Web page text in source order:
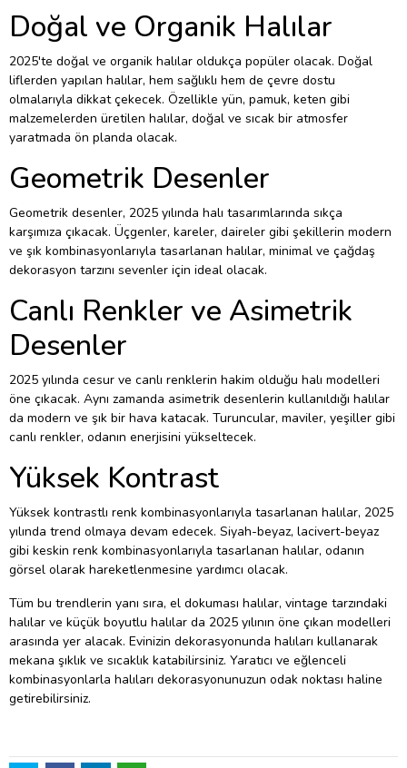
Doğal ve Organik Halılar
2025'te doğal ve organik halılar oldukça popüler olacak. Doğal
liflerden yapılan halılar, hem sağlıklı hem de çevre dostu
olmalarıyla dikkat çekecek. Özellikle yün, pamuk, keten gibi
malzemelerden üretilen halılar, doğal ve sıcak bir atmosfer
yaratmada ön planda olacak.
Geometrik Desenler
Geometrik desenler, 2025 yılında halı tasarımlarında sıkça
karşımıza çıkacak. Üçgenler, kareler, daireler gibi şekillerin modern
ve şık kombinasyonlarıyla tasarlanan halılar, minimal ve çağdaş
dekorasyon tarzını sevenler için ideal olacak.
Canlı Renkler ve Asimetrik
Desenler
2025 yılında cesur ve canlı renklerin hakim olduğu halı modelleri
öne çıkacak. Aynı zamanda asimetrik desenlerin kullanıldığı halılar
da modern ve şık bir hava katacak. Turuncular, maviler, yeşiller gibi
canlı renkler, odanın enerjisini yükseltecek.
Yüksek Kontrast
Yüksek kontrastlı renk kombinasyonlarıyla tasarlanan halılar, 2025
yılında trend olmaya devam edecek. Siyah-beyaz, lacivert-beyaz
gibi keskin renk kombinasyonlarıyla tasarlanan halılar, odanın
görsel olarak hareketlenmesine yardımcı olacak.
Tüm bu trendlerin yanı sıra, el dokuması halılar, vintage tarzındaki
halılar ve küçük boyutlu halılar da 2025 yılının öne çıkan modelleri
arasında yer alacak. Evinizin dekorasyonunda halıları kullanarak
mekana şıklık ve sıcaklık katabilirsiniz. Yaratıcı ve eğlenceli
kombinasyonlarla halıları dekorasyonunuzun odak noktası haline
getirebilirsiniz.